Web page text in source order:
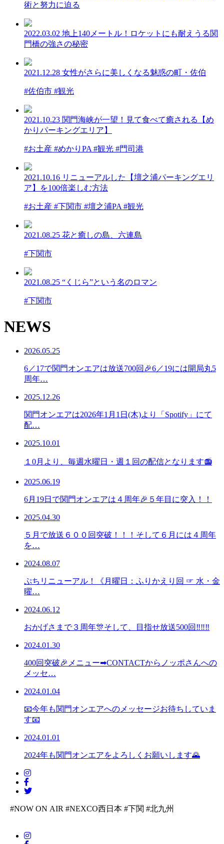
術と努力に迫る
2022.03.02 地上140メートル！ロケットにも耐えうる関
門橋の強さの秘密
2021.12.28 女性がさらに美しくなる魅惑の町・佐伯
#佐伯市 #観光
2021.10.23 関門海峡が一望！見て食べて癒される【め
かりパーキングエリア】
#お土産 #めかりPA #観光 #門司港
2021.10.16 リニューアルした【壇之浦パーキングエリ
ア】を100倍楽しむ方法
#お土産 #下関市 #壇之浦PA #観光
2021.08.25 花と癒しの島、六連島
#下関市
2021.08.25 “くじら”という名のロマン
#下関市
NEWS
2026.05.25
6／17で関門オンエアは放送700回🎉6／19には開局丸5
周年…
2025.12.26
関門オンエアは2026年1月1日(木)より「Spotify」にて
配…
2025.10.01
１0月より、毎週水曜日・週１回の配信となります📻
2025.06.19
6月19日で関門オンエアは４周年🎉５年目に突入！！
2025.04.30
５月で放送６００回突破！！！そして６月には４周年
を…
2024.08.07
ぷちリニューアル！《月曜日：ふりかえり回 ☞ 水・金
曜…
2024.06.12
おかげさまで３周年🎊そして、目指せ放送500回‼‼‼
2024.01.30
400回突破🎉メニュー➡CONTACTからノッポさんへの
メッセ…
2024.01.04
📧今年も関門オンエアへのメッセージお待ちしていま
す📧
2024.01.01
2024年も関門オンエアをよろしくお願いします🌄
#NOW ON AIR #NEXCO西日本 #下関 #北九州